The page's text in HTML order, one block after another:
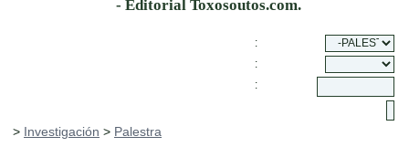
- Editorial Toxosoutos.com.
:
:
:
> Investigación > Palestra